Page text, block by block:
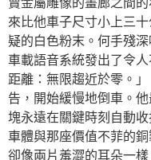
來比他車子尺寸小上三
疑的白色粉末。何手殘
車載語音系統發出了令
距離：無限趨近於零。
告，開始緩慢地倒車。
塊永遠在關鍵時刻自動
車體與那座價值不菲的
卻像兩片羞澀的耳朵一